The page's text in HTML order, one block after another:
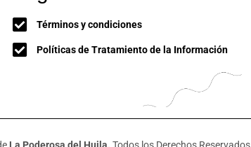
Términos y condiciones
Políticas de Tratamiento de la Información
La Poderosa del Huila. Todos los Derechos Reservados